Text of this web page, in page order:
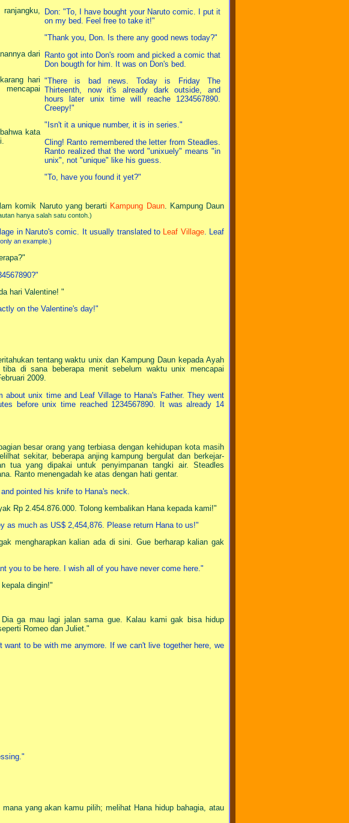
dari
hari
kata
Don: "To, I have bought your Naruto comic. I put it
on my bed. Feel free to take it!"
"Thank you, Don. Is there any good news today?"
Ranto got into Don's room and picked a comic that
Don bougth for him. It was on Don's bed.
"There is bad news. Today is Friday The
Thirteenth, now it's already dark outside, and
hours later unix time will reache 1234567890.
Creepy!"
"Isn't it a unique number, it is in series."
Cling! Ranto remembered the letter from Steadles.
Ranto realized that the word "unixuely" means "in
unix", not "unique" like his guess.
"To, have you found it yet?"
komik Naruto yang berarti Kampung Daun. Kampung Daun
hanya salah satu contoh.)
in Naruto's comic. It usually translated to Leaf Village. Leaf
an example.)
hari Valentine! "
on the Valentine's day!"
tentang waktu unix dan Kampung Daun kepada Ayah
di sana beberapa menit sebelum waktu unix mencapai
2009.
about unix time and Leaf Village to Hana's Father. They went
before unix time reached 1234567890. It was already 14
besar orang yang terbiasa dengan kehidupan kota masih
sekitar, beberapa anjing kampung bergulat dan berkejar-
tua yang dipakai untuk penyimpanan tangki air. Steadles
Ranto menengadah ke atas dengan hati gentar.
pointed his knife to Hana's neck.
Rp 2.454.876.000. Tolong kembalikan Hana kepada kami!"
as much as US$ 2,454,876. Please return Hana to us!"
mengharapkan kalian ada di sini. Gue berharap kalian gak
you to be here. I wish all of you have never come here."
dingin!"
ga mau lagi jalan sama gue. Kalau kami gak bisa hidup
Romeo dan Juliet."
to be with me anymore. If we can't live together here, we
yang akan kamu pilih; melihat Hana hidup bahagia, atau